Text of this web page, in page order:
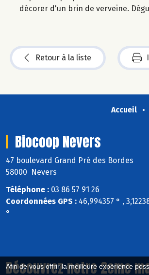
Afin de vous offrir la meilleure expérience
décorer d'un brin de verveine.
Retour à la liste
Accueil
Biocoop Nevers
47 boulevard Grand Pré des Bordes
58000 Nevers
Téléphone : 03 86 57 91 26
Coordonnées GPS : 46,994357 ° ,
°
Découvrez notre 2eme